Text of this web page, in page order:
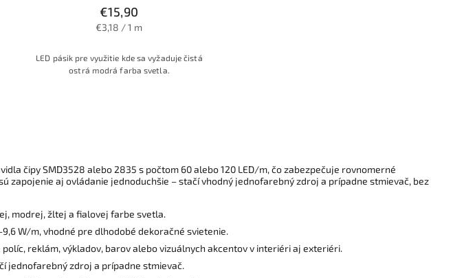
€15,90
€3,18 / 1 m
LED pásik pre využitie kde sa vyžaduje čistá
ostrá modrá farba svetla.
čipy SMD3528 alebo 2835 s počtom 60 alebo 120 LED/m, čo zabezpečuje rovnomerné
zapojenie aj ovládanie jednoduchšie – stačí vhodný jednofarebný zdroj a prípadne stmievač, bez
modrej, žltej a fialovej farbe svetla.
W/m, vhodné pre dlhodobé dekoračné svietenie.
reklám, výkladov, barov alebo vizuálnych akcentov v interiéri aj exteriéri.
jednofarebný zdroj a prípadne stmievač.